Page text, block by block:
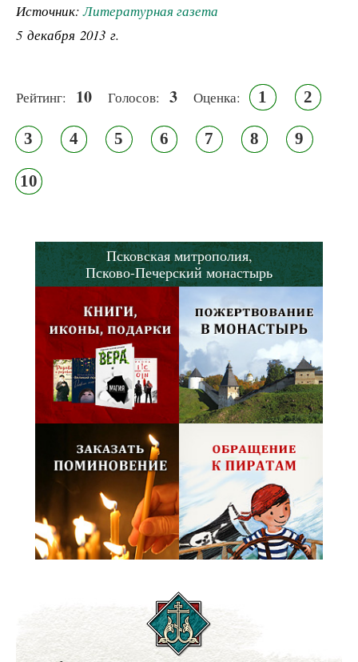
Источник:Литературная газета
5 декабря 2013 г.
Рейтинг: 10 Голосов: 3 Оценка: 1 2
3 4 5 6 7 8 9
10
Псковская митрополия,
Псково-Печерский монастырь